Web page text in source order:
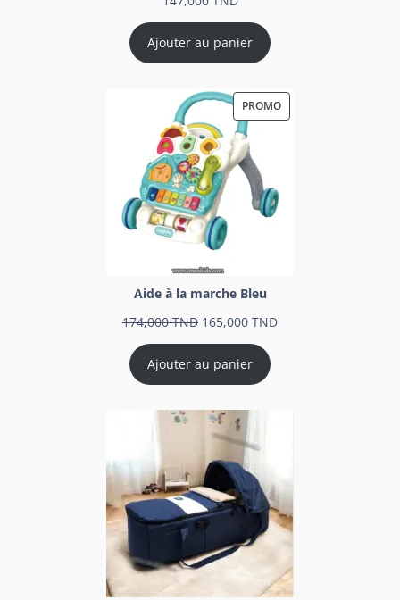
Ajouter au panier
PROMO
Aide à la marche Bleu
174,000TND 165,000 TND
Ajouter au panier